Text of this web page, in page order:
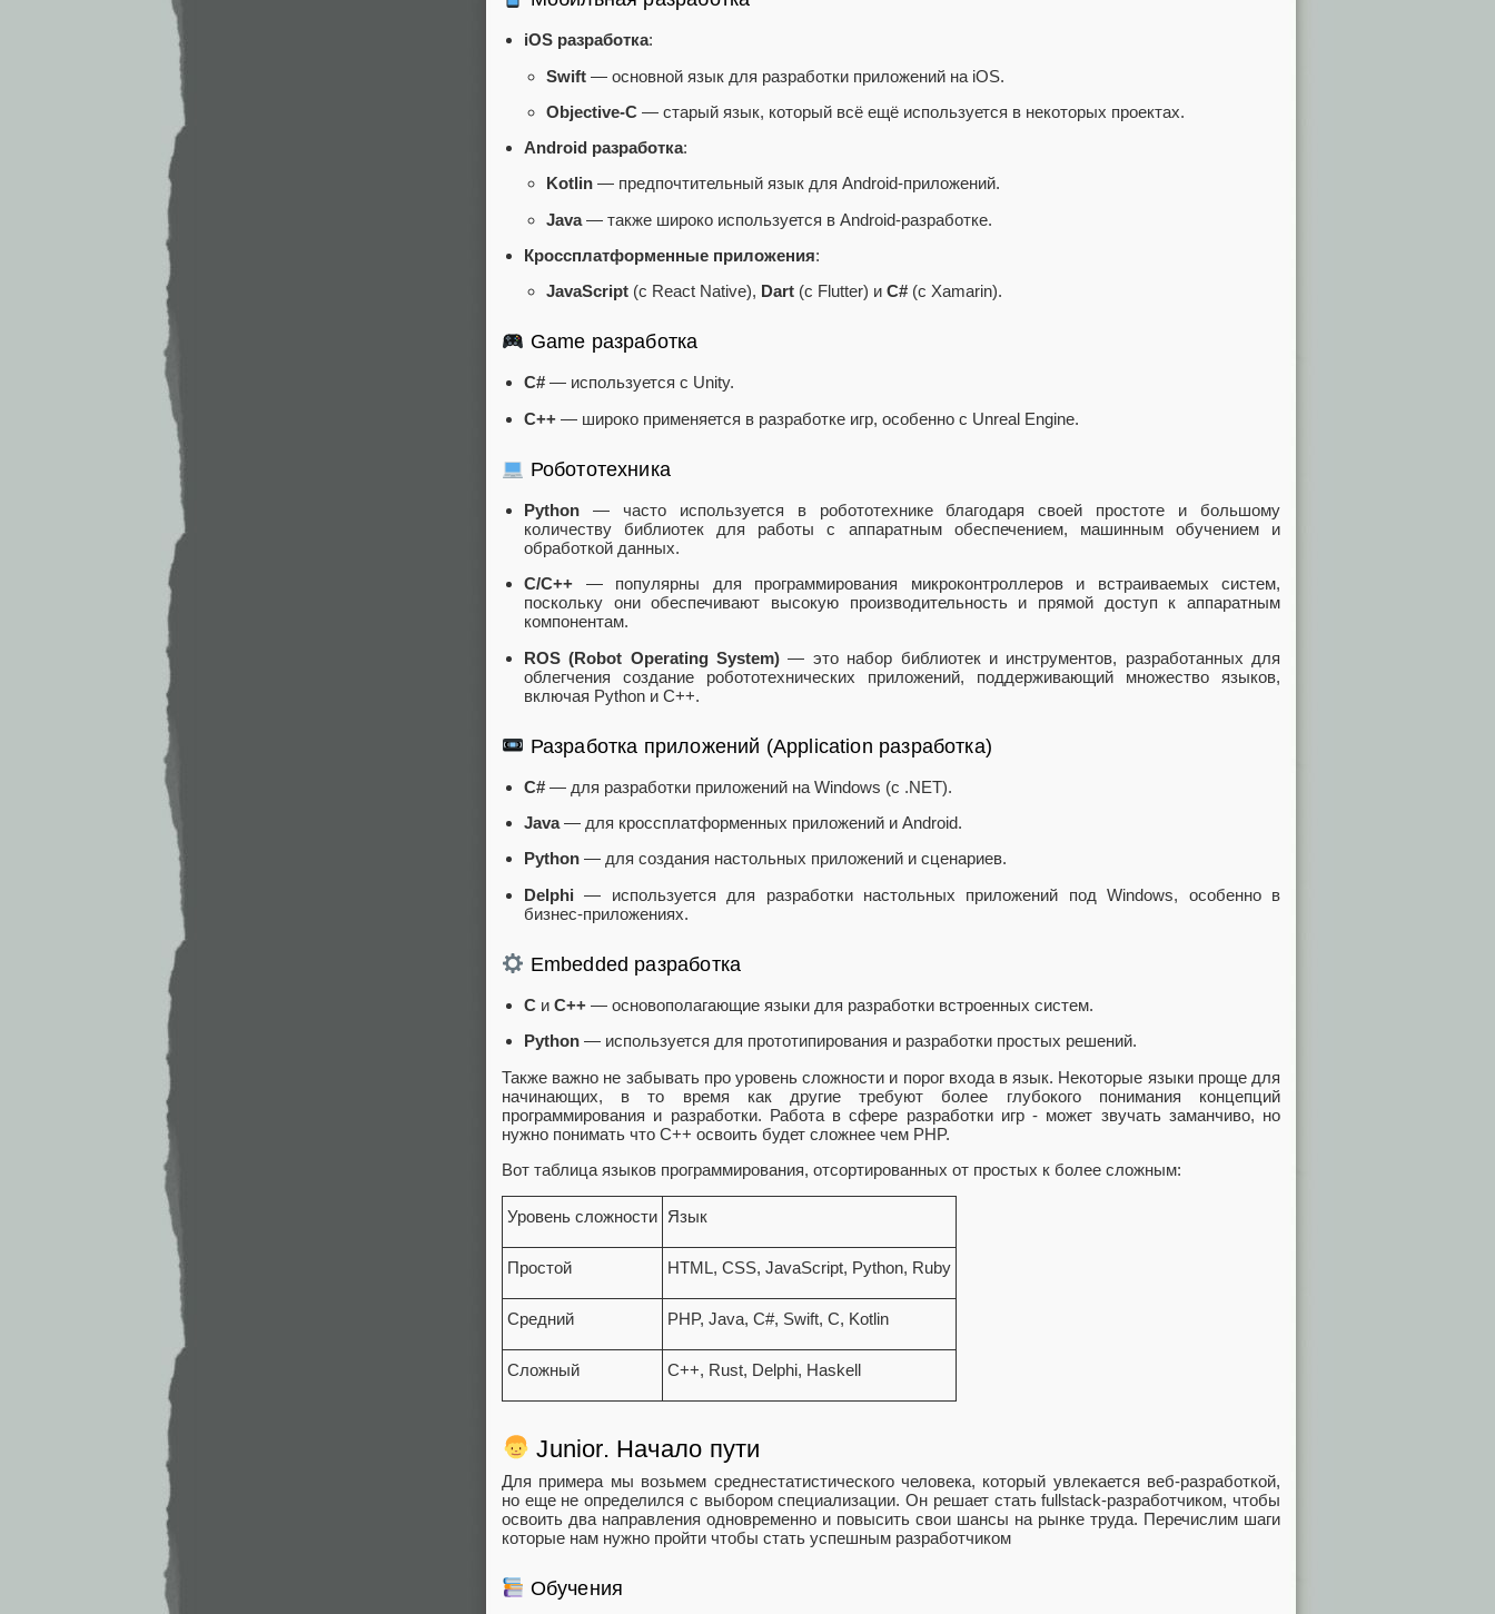
iOS разработка:
Swift — основной язык для разработки приложений на iOS.
Objective-C — старый язык, который всё ещё используется в некоторых проектах.
Android разработка:
Kotlin — предпочтительный язык для Android-приложений.
Java— также широко используется в Android-разработке.
Кроссплатформенные приложения:
JavaScript (с React Native), Dart (с Flutter) и C# (с Xamarin).
Game разработка
C# — используется с Unity.
C++ — широко применяется в разработке игр, особенно с Unreal Engine.
Робототехника
Python — часто используется в робототехнике благодаря своей простоте и большому
количеству библиотек для работы с аппаратным обеспечением, машинным обучением и
обработкой данных.
C/C++ — популярны для программирования микроконтроллеров и встраиваемых систем,
поскольку они обеспечивают высокую производительность и прямой доступ к аппаратным
компонентам.
ROS (Robot Operating System) — это набор библиотек и инструментов, разработанных для
облегчения создание робототехнических приложений, поддерживающий множество языков,
включая Python и C++.
Разработка приложений (Application разработка)
C# — для разработки приложений на Windows (с .NET).
Java— для кроссплатформенных приложений и Android.
Python — для создания настольных приложений и сценариев.
Delphi — используется для разработки настольных приложений под Windows, особенно в
бизнес-приложениях.
Embedded разработка
C и C++ — основополагающие языки для разработки встроенных систем.
Python — используется для прототипирования и разработки простых решений.
Также важно не забывать про уровень сложности и порог входа в язык. Некоторые языки проще для
начинающих, в то время как другие требуют более глубокого понимания концепций
программирования и разработки. Работа в сфере разработки игр - может звучать заманчиво, но
нужно понимать что С++ освоить будет сложнее чем PHP.
Вот таблица языков программирования, отсортированных от простых к более сложным:
Уровень сложности Язык
Простой HTML, CSS, JavaScript, Python, Ruby
Средний PHP, Java, C#, Swift, C, Kotlin
Сложный C++, Rust, Delphi, Haskell
Junior. Начало пути
Для примера мы возьмем среднестатистического человека, который увлекается веб-разработкой,
но еще не определился с выбором специализации. Он решает стать fullstack-разработчиком, чтобы
освоить два направления одновременно и повысить свои шансы на рынке труда. Перечислим шаги
которые нам нужно пройти чтобы стать успешным разработчиком
Обучения